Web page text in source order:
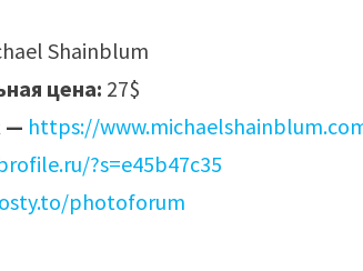
Shainblum
цена: 27$
— https://
?s=e45b47c35
photoforum